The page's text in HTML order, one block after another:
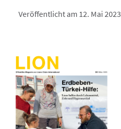
Veröffentlicht am 12. Mai 2023